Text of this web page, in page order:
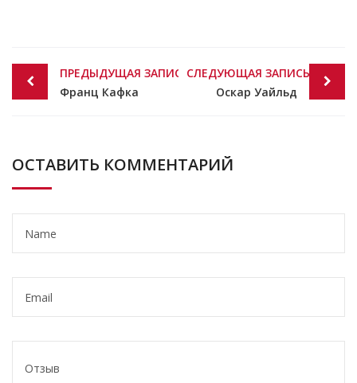
Post
navigation
ПРЕДЫДУЩАЯ ЗАПИСЬ
Франц Кафка
СЛЕДУЮЩАЯ ЗАПИСЬ
Оскар Уайльд
ОСТАВИТЬ КОММЕНТАРИЙ